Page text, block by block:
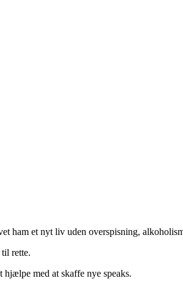
ham et nyt liv uden overspisning,
rette.
hjælpe med at skaffe nye speaks.